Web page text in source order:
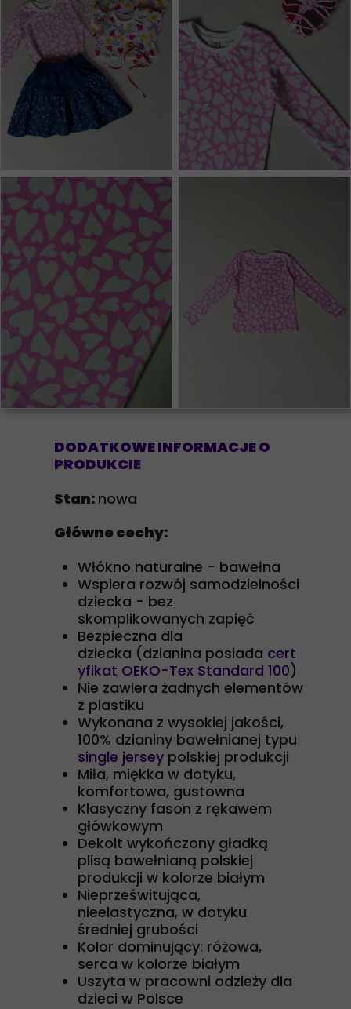
DODATKOWE INFORMACJE O
PRODUKCIE
Stan: nowa
Główne cechy:
Włókno naturalne - bawełna
Wspiera rozwój samodzielności
dziecka - bez
skomplikowanych zapięć
Bezpieczna dla
dziecka (dzianina posiada cert
yfikat OEKO-Tex Standard 100)
Nie zawiera żadnych elementów
z plastiku
Wykonana z wysokiej jakości,
100% dzianiny bawełnianej typu
single jersey polskiej produkcji
Miła, miękka w dotyku,
komfortowa, gustowna
Klasyczny fason z rękawem
główkowym
Dekolt wykończony gładką
plisą bawełnianą polskiej
produkcji w kolorze białym
Nieprześwitująca,
nieelastyczna, w dotyku
średniej grubości
Kolor dominujący: różowa,
serca w kolorze białym
Uszyta w pracowni odzieży dla
dzieci w Polsce